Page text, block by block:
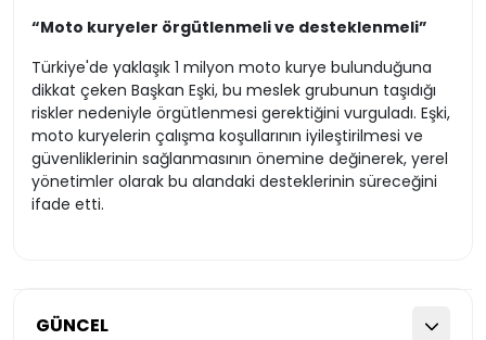
GÜNCEL
“Moto kuryeler örgütlenmeli ve desteklenmeli”
Türkiye'de yaklaşık 1 milyon moto kurye bulunduğuna
dikkat çeken Başkan Eşki, bu meslek grubunun taşıdığı
riskler nedeniyle örgütlenmesi gerektiğini vurguladı. Eşki,
moto kuryelerin çalışma koşullarının iyileştirilmesi ve
güvenliklerinin sağlanmasının önemine değinerek, yerel
yönetimler olarak bu alandaki desteklerinin süreceğini
ifade etti.